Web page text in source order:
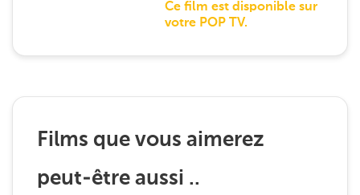
Ce film est disponible sur
votre POP TV.
Films que vous aimerez
peut-être aussi ..